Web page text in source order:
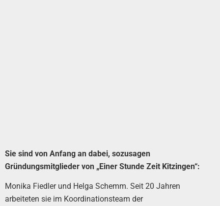
Sie sind von Anfang an dabei, sozusagen
Gründungsmitglieder von „Einer Stunde Zeit Kitzingen“:
Monika Fiedler und Helga Schemm. Seit 20 Jahren
arbeiteten sie im Koordinationsteam der